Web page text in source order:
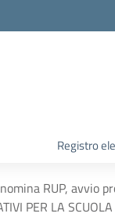
Registro
RUP, avvio
PER LA SCUOLA